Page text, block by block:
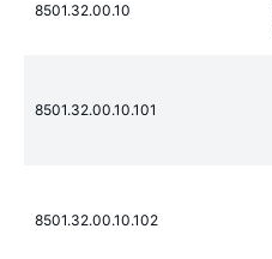
8501.32.00.10
8501.32.00.10.101
8501.32.00.10.102